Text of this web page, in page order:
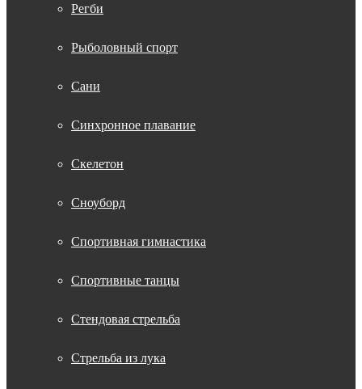
Регби
Рыболовный спорт
Сани
Синхронное плавание
Скелетон
Сноуборд
Спортивная гимнастика
Спортивные танцы
Стендовая стрельба
Стрельба из лука